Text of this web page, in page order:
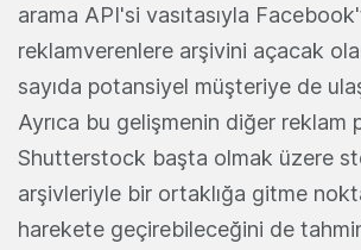
arama API'si vasıtasıyla
reklamverenlere arşivini açacak
sayıda potansiyel müşteriye de
Ayrıca bu gelişmenin diğer reklam
Shutterstock başta olmak üzere
arşivleriyle bir ortaklığa gitme
harekete geçirebileceğini de